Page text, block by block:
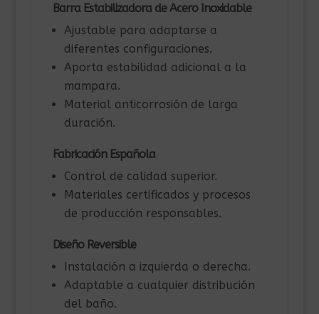
Barra Estabilizadora de Acero Inoxidable
Ajustable para adaptarse a
diferentes configuraciones.
Aporta estabilidad adicional a la
mampara.
Material anticorrosión de larga
duración.
Fabricación Española
Control de calidad superior.
Materiales certificados y procesos
de producción responsables.
Diseño Reversible
Instalación a izquierda o derecha.
Adaptable a cualquier distribución
del baño.